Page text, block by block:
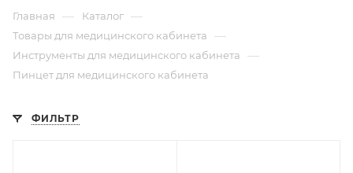
Главная — Каталог —
Товары для медицинского кабинета —
Инструменты для медицинского кабинета —
Пинцет для медицинского кабинета
ФИЛЬТР